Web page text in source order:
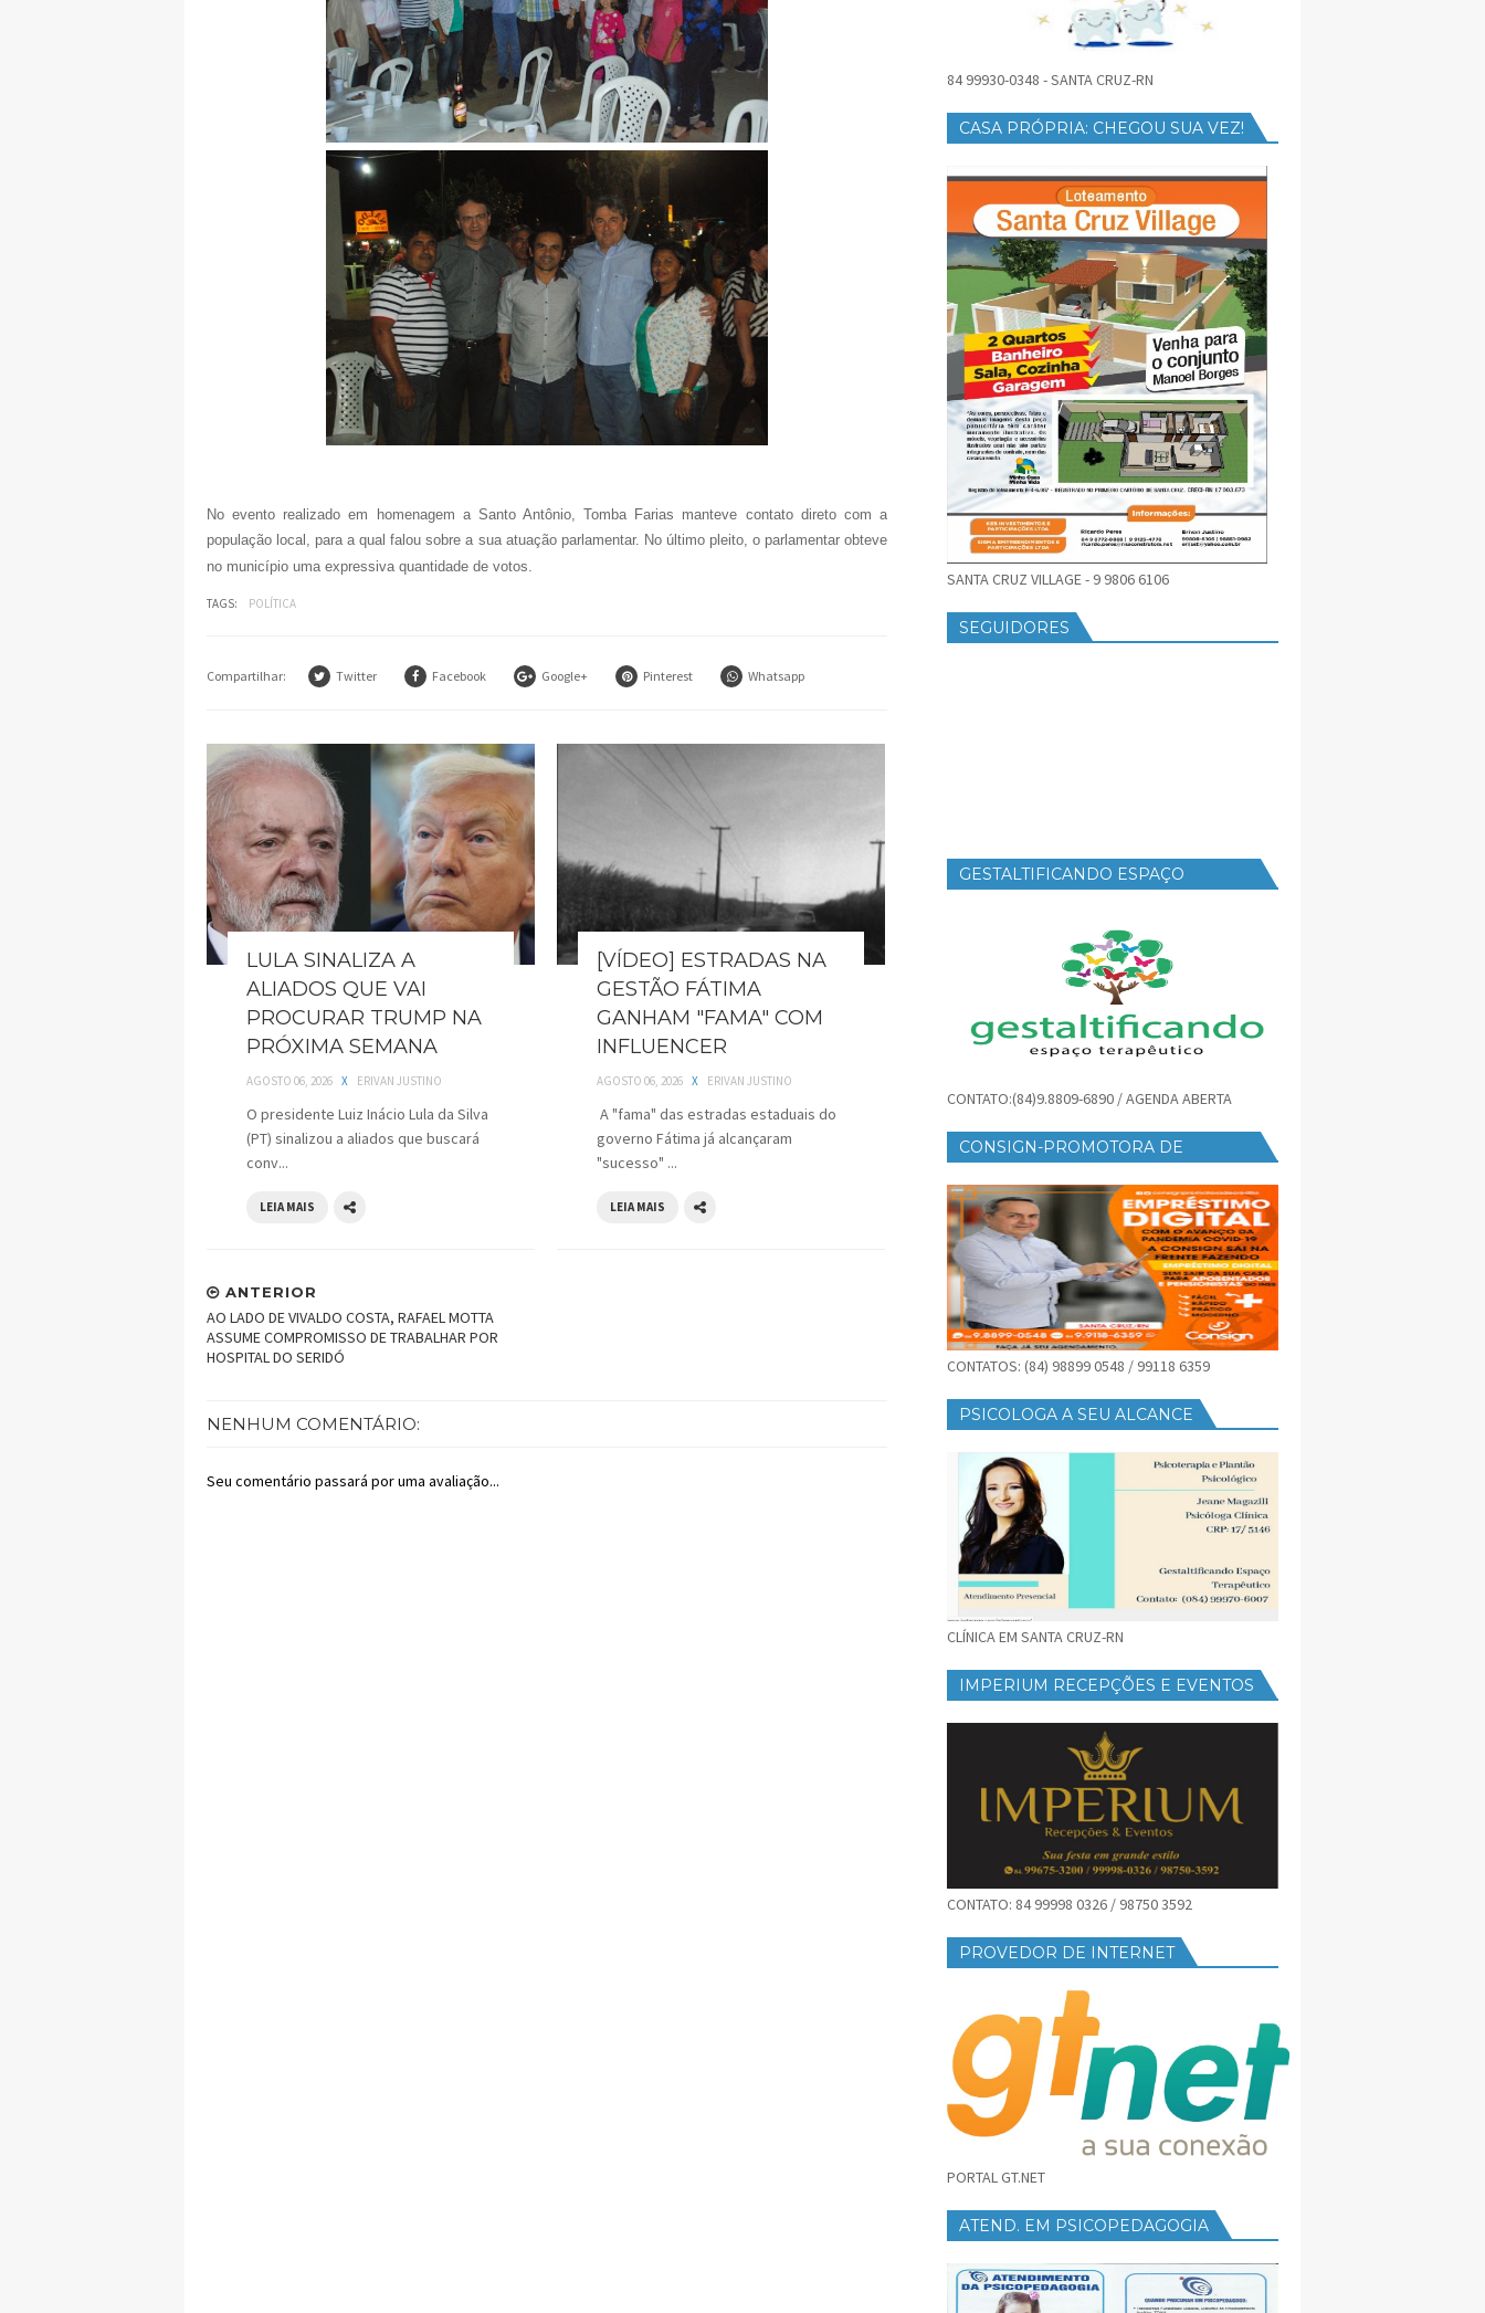
No evento realizado em homenagem a Santo Antônio, Tomba Farias manteve contato direto com a
população local, para a qual falou sobre a sua atuação parlamentar. No último pleito, o parlamentar obteve
no município uma expressiva quantidade de votos.
TAGS: POLÍTICA
Compartilhar: Twitter Facebook Google+ Pinterest Whatsapp
LULA SINALIZA A
ALIADOS QUE VAI
PROCURAR TRUMP NA
PRÓXIMA SEMANA
AGOSTO 06, 2026 X ERIVAN JUSTINO
O presidente Luiz Inácio Lula da Silva
(PT) sinalizou a aliados que buscará
conv...
LEIA MAIS
[VÍDEO] ESTRADAS NA
GESTÃO FÁTIMA
GANHAM "FAMA" COM
INFLUENCER
AGOSTO 06, 2026 X ERIVAN JUSTINO
A "fama" das estradas estaduais do
governo Fátima já alcançaram
"sucesso" ...
LEIA MAIS
ANTERIOR
AO LADO DE VIVALDO COSTA, RAFAEL MOTTA
ASSUME COMPROMISSO DE TRABALHAR POR
HOSPITAL DO SERIDÓ
NENHUM COMENTÁRIO:
Seu comentário passará por uma avaliação...
84 99930-0348 - SANTA CRUZ-RN
CASA PRÓPRIA: CHEGOU SUA VEZ!
SANTA CRUZ VILLAGE - 9 9806 6106
SEGUIDORES
GESTALTIFICANDO ESPAÇO
CONTATO:(84)9.8809-6890 / AGENDA ABERTA
CONSIGN-PROMOTORA DE
CONTATOS: (84) 98899 0548 / 99118 6359
PSICOLOGA A SEU ALCANCE
CLÍNICA EM SANTA CRUZ-RN
IMPERIUM RECEPÇÕES E EVENTOS
CONTATO: 84 99998 0326 / 98750 3592
PROVEDOR DE INTERNET
PORTAL GT.NET
ATEND. EM PSICOPEDAGOGIA